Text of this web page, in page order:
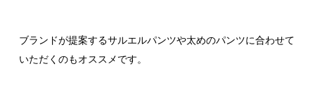
ブランドが提案するサルエルパンツや太めのパンツに合わせて
いただくのもオススメです。